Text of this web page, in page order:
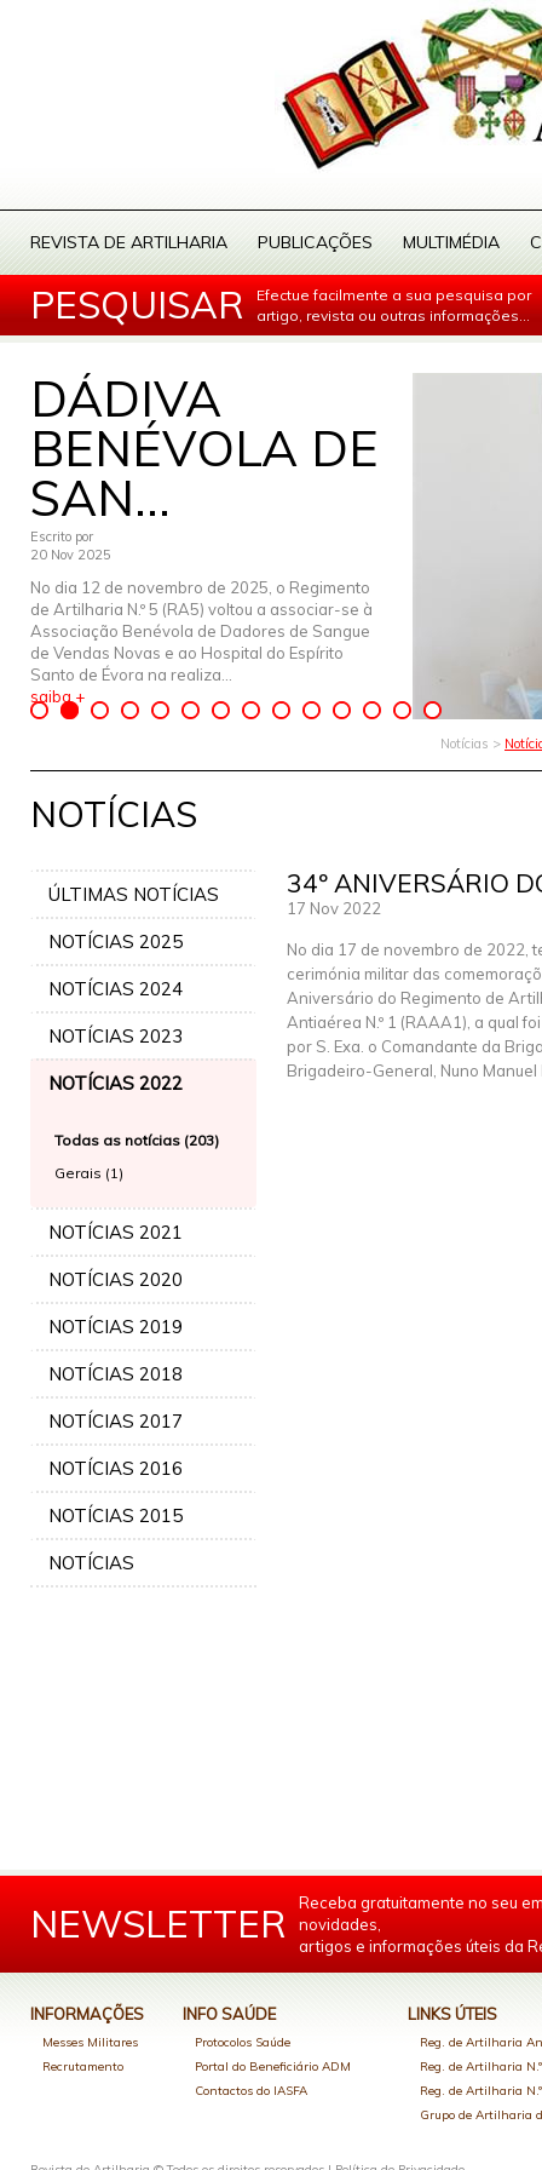
REVISTA DE ARTILHARIA PUBLICAÇÕES MULTIMÉDIA
PESQUISAR
Efectue facilmente a sua pesquisa por
artigo, revista ou outras informações...
DÁDIVA
BENÉVOLA DE
SAN...
Escrito por
20 Nov 2025
No dia 12 de novembro de 2025, o Regimento
de Artilharia N.º 5 (RA5) voltou a associar-se à
Associação Benévola de Dadores de Sangue
de Vendas Novas e ao Hospital do Espírito
Santo de Évora na realiza...
saiba +
Notícias >
NOTÍCIAS
ÚLTIMAS NOTÍCIAS
NOTÍCIAS 2025
NOTÍCIAS 2024
NOTÍCIAS 2023
NOTÍCIAS 2022
Todas as notícias (203)
Gerais (1)
NOTÍCIAS 2021
NOTÍCIAS 2020
NOTÍCIAS 2019
NOTÍCIAS 2018
NOTÍCIAS 2017
NOTÍCIAS 2016
NOTÍCIAS 2015
NOTÍCIAS
34º ANIVERSÁRIO
17 Nov 2022
No dia 17 de novembro de 2022,
cerimónia militar das
Aniversário do Regimento de
Antiaérea N.º 1 (RAAA1), a qual
por S. Exa. o Comandante da
Brigadeiro-General, Nuno
NEWSLETTER
Receba gratuitamente no seu
novidades,
artigos e informações úteis da
INFORMAÇÕES
Messes Militares
Recrutamento
INFO SAÚDE
Protocolos Saúde
Portal do Beneficiário ADM
Contactos do IASFA
LINKS ÚTEIS
Reg. de Artilharia
Reg. de Artilharia
Reg. de Artilharia
Grupo de Artilharia